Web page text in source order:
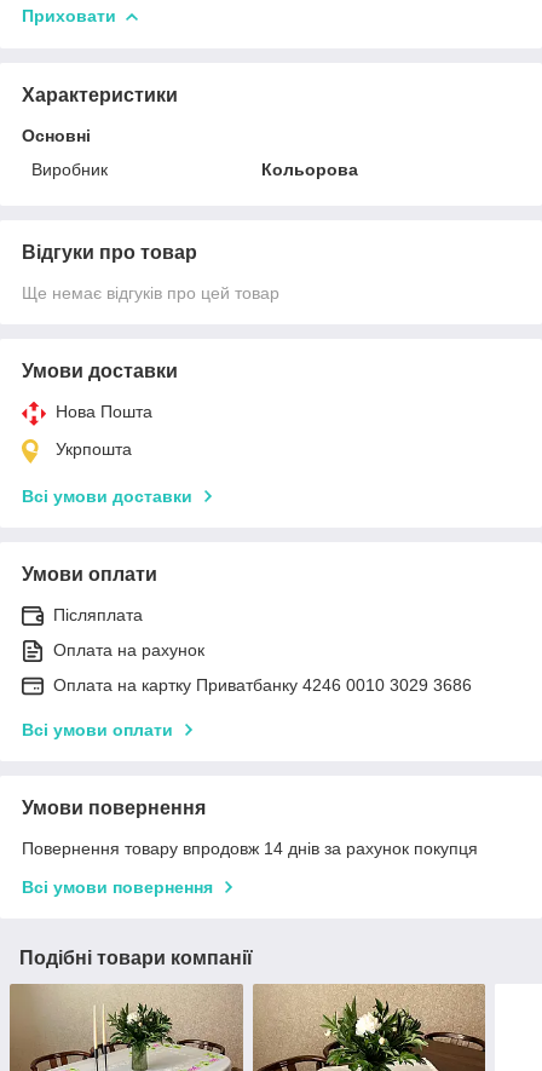
Приховати
Характеристики
Основні
Виробник
Кольорова
Відгуки про товар
Ще немає відгуків про цей товар
Умови доставки
Нова Пошта
Укрпошта
Всі умови доставки
Умови оплати
Післяплата
Оплата на рахунок
Оплата на картку Приватбанку 4246 0010 3029 3686
Всі умови оплати
Умови повернення
Повернення товару впродовж 14 днів за рахунок покупця
Всі умови повернення
Подібні товари компанії